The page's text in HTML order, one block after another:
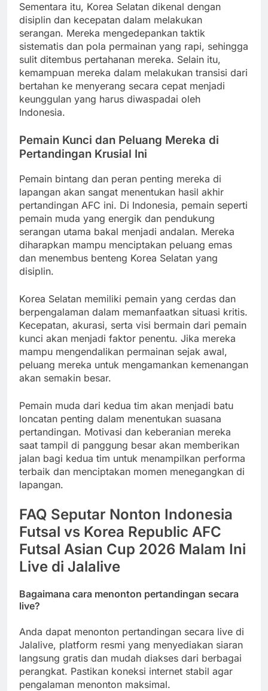
Sementara itu, Korea Selatan dikenal dengan
disiplin dan kecepatan dalam melakukan
serangan. Mereka mengedepankan taktik
sistematis dan pola permainan yang rapi, sehingga
sulit ditembus pertahanan mereka. Selain itu,
kemampuan mereka dalam melakukan transisi dari
bertahan ke menyerang secara cepat menjadi
keunggulan yang harus diwaspadai oleh
Indonesia.
Pemain Kunci dan Peluang Mereka di
Pertandingan Krusial Ini
Pemain bintang dan peran penting mereka di
lapangan akan sangat menentukan hasil akhir
pertandingan AFC ini. Di Indonesia, pemain seperti
pemain muda yang energik dan pendukung
serangan utama bakal menjadi andalan. Mereka
diharapkan mampu menciptakan peluang emas
dan menembus benteng Korea Selatan yang
disiplin.
Korea Selatan memiliki pemain yang cerdas dan
berpengalaman dalam memanfaatkan situasi kritis.
Kecepatan, akurasi, serta visi bermain dari pemain
kunci akan menjadi faktor penentu. Jika mereka
mampu mengendalikan permainan sejak awal,
peluang mereka untuk mengamankan kemenangan
akan semakin besar.
Pemain muda dari kedua tim akan menjadi batu
loncatan penting dalam menentukan suasana
pertandingan. Motivasi dan keberanian mereka
saat tampil di panggung besar akan memberikan
jalan bagi kedua tim untuk menampilkan performa
terbaik dan menciptakan momen menegangkan di
lapangan.
FAQ Seputar Nonton Indonesia
Futsal vs Korea Republic AFC
Futsal Asian Cup 2026 Malam Ini
Live di Jalalive
Bagaimana cara menonton pertandingan secara
live?
Anda dapat menonton pertandingan secara live di
Jalalive, platform resmi yang menyediakan siaran
langsung gratis dan mudah diakses dari berbagai
perangkat. Pastikan koneksi internet stabil agar
pengalaman menonton maksimal.